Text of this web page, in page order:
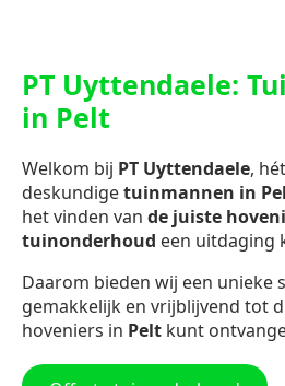
PT Uyttendaele:
in Pelt
Welkom bij PT Uyttendaele,
deskundigetuinmannen in
het vinden van de juiste
tuinonderhoud een uitdaging
Daarom bieden wij een unieke
gemakkelijk en vrijblijvend tot
hoveniers in Pelt kunt